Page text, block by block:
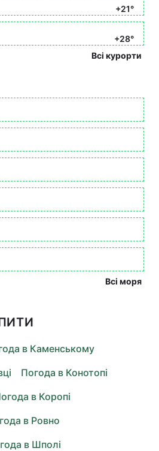
+21°
+28°
Всі курорти
Всі моря
в Каменському
Погода в Конотопі
в Коропі
в Ровно
в Шполі